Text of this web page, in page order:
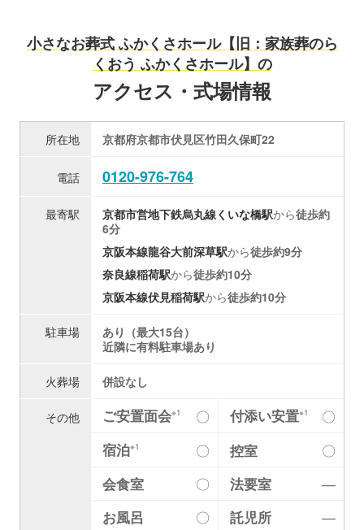
小さなお葬式 ふかくさホール【旧：家族葬のら
くおう ふかくさホール】の
アクセス・式場情報
所在地 京都府京都市伏見区竹田久保町22
電話 0120-976-764
最寄駅 京都市営地下鉄烏丸線くいな橋駅から徒歩約
6分
京阪本線龍谷大前深草駅から徒歩約9分
奈良線稲荷駅から徒歩約10分
京阪本線伏見稲荷駅から徒歩約10分
駐車場
あり（最大15台）
近隣に有料駐車場あり
火葬場 併設なし
その他 ご安置面会※1 〇 付添い安置※1
〇
宿泊※1 〇 控室
〇
会食室
〇 法要室
―
お風呂
〇 託児所 ―